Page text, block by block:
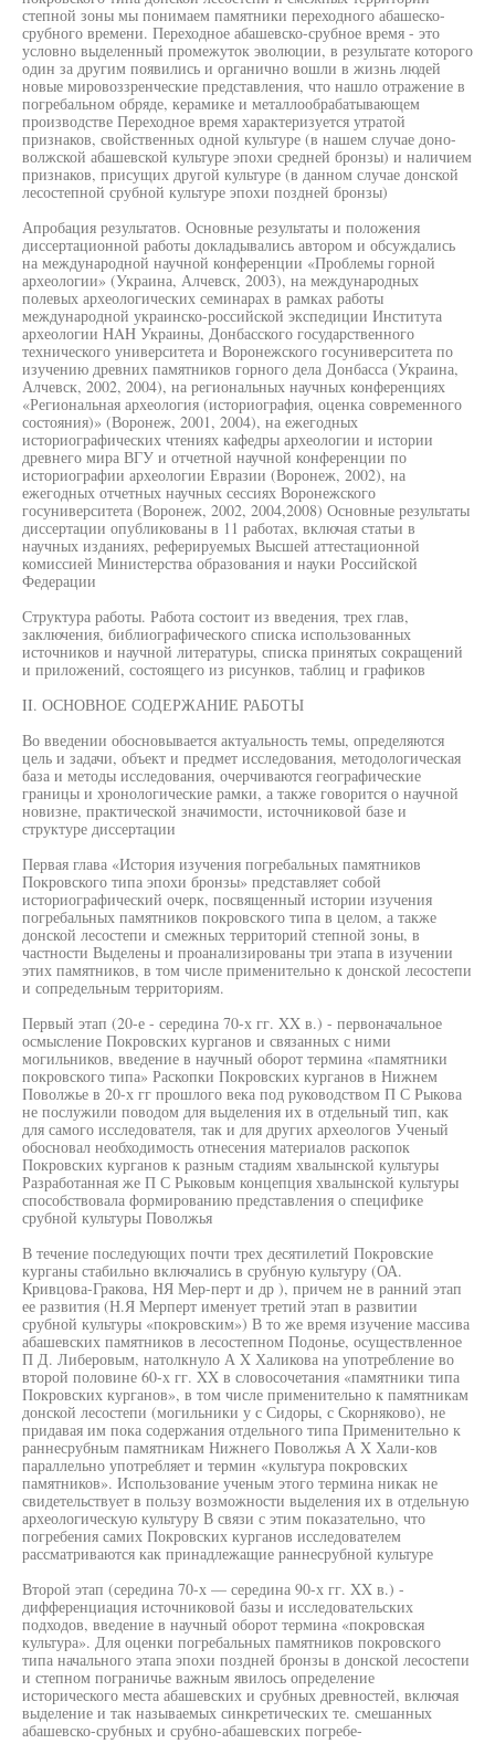
степной зоны мы понимаем памятники переходного абашеско-
срубного времени. Переходное абашевско-срубное время - это
условно выделенный промежуток эволюции, в результате которого
один за другим появились и органично вошли в жизнь людей
новые мировоззренческие представления, что нашло отражение в
погребальном обряде, керамике и металлообрабатывающем
производстве Переходное время характеризуется утратой
признаков, свойственных одной культуре (в нашем случае доно-
волжской абашевской культуре эпохи средней бронзы) и наличием
признаков, присущих другой культуре (в данном случае донской
лесостепной срубной культуре эпохи поздней бронзы)
Апробация результатов. Основные результаты и положения
диссертационной работы докладывались автором и обсуждались
на международной научной конференции «Проблемы горной
археологии» (Украина, Алчевск, 2003), на международных
полевых археологических семинарах в рамках работы
международной украинско-российской экспедиции Института
археологии HAH Украины, Донбасского государственного
технического университета и Воронежского госуниверситета по
изучению древних памятников горного дела Донбасса (Украина,
Алчевск, 2002, 2004), на региональных научных конференциях
«Региональная археология (историография, оценка современного
состояния)» (Воронеж, 2001, 2004), на ежегодных
историографических чтениях кафедры археологии и истории
древнего мира ВГУ и отчетной научной конференции по
историографии археологии Евразии (Воронеж, 2002), на
ежегодных отчетных научных сессиях Воронежского
госуниверситета (Воронеж, 2002, 2004,2008) Основные результаты
диссертации опубликованы в 11 работах, включая статьи в
научных изданиях, реферируемых Высшей аттестационной
комиссией Министерства образования и науки Российской
Федерации
Структура работы. Работа состоит из введения, трех глав,
заключения, библиографического списка использованных
источников и научной литературы, списка принятых сокращений
и приложений, состоящего из рисунков, таблиц и графиков
II. ОСНОВНОЕ СОДЕРЖАНИЕ РАБОТЫ
Во введении обосновывается актуальность темы, определяются
цель и задачи, объект и предмет исследования, методологическая
база и методы исследования, очерчиваются географические
границы и хронологические рамки, а также говорится о научной
новизне, практической значимости, источниковой базе и
структуре диссертации
Первая глава «История изучения погребальных памятников
Покровского типа эпохи бронзы» представляет собой
историографический очерк, посвященный истории изучения
погребальных памятников покровского типа в целом, а также
донской лесостепи и смежных территорий степной зоны, в
частности Выделены и проанализированы три этапа в изучении
этих памятников, в том числе применительно к донской лесостепи
и сопредельным территориям.
Первый этап (20-е - середина 70-х гг. XX в.) - первоначальное
осмысление Покровских курганов и связанных с ними
могильников, введение в научный оборот термина «памятники
покровского типа» Раскопки Покровских курганов в Нижнем
Поволжье в 20-х гг прошлого века под руководством П С Рыкова
не послужили поводом для выделения их в отдельный тип, как
для самого исследователя, так и для других археологов Ученый
обосновал необходимость отнесения материалов раскопок
Покровских курганов к разным стадиям хвалынской культуры
Разработанная же П С Рыковым концепция хвалынской культуры
способствовала формированию представления о специфике
срубной культуры Поволжья
В течение последующих почти трех десятилетий Покровские
курганы стабильно включались в срубную культуру (ОА.
Кривцова-Гракова, НЯ Мер-перт и др ), причем не в ранний этап
ее развития (Н.Я Мерперт именует третий этап в развитии
срубной культуры «покровским») В то же время изучение массива
абашевских памятников в лесостепном Подонье, осуществленное
П Д. Либеровым, натолкнуло А X Халикова на употребление во
второй половине 60-х гг. XX в словосочетания «памятники типа
Покровских курганов», в том числе применительно к памятникам
донской лесостепи (могильники у с Сидоры, с Скорняково), не
придавая им пока содержания отдельного типа Применительно к
раннесрубным памятникам Нижнего Поволжья А X Хали-ков
параллельно употребляет и термин «культура покровских
памятников». Использование ученым этого термина никак не
свидетельствует в пользу возможности выделения их в отдельную
археологическую культуру В связи с этим показательно, что
погребения самих Покровских курганов исследователем
рассматриваются как принадлежащие раннесрубной культуре
Второй этап (середина 70-х — середина 90-х гг. XX в.) -
дифференциация источниковой базы и исследовательских
подходов, введение в научный оборот термина «покровская
культура». Для оценки погребальных памятников покровского
типа начального этапа эпохи поздней бронзы в донской лесостепи
и степном пограничье важным явилось определение
исторического места абашевских и срубных древностей, включая
выделение и так называемых синкретических те. смешанных
абашевско-срубных и срубно-абашевских погребе-